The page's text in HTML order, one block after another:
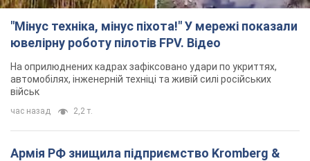
"Мінус техніка, мінус піхота!" У мережі показали
ювелірну роботу пілотів FPV. Відео
На оприлюднених кадрах зафіксовано удари по укриттях,
автомобілях, інженерній техніці та живій силі російських
військ
час назад 2,2 т.
Армія РФ знищила підприємство Kromberg &